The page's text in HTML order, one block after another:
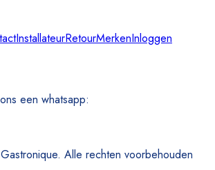
InstallateurRetourMerkenInloggen
een whatsapp:
Alle rechten voorbehouden